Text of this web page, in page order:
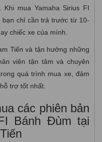
mua Yamaha Sirius FI
chỉ cần trả trước từ 10-
chiếc xe của mình.
Tiến và tận hưởng những
viên tận tâm và chuyên
quá trình mua xe, đảm
trợ tốt nhất.
các phiên bản
Bánh Đùm tại